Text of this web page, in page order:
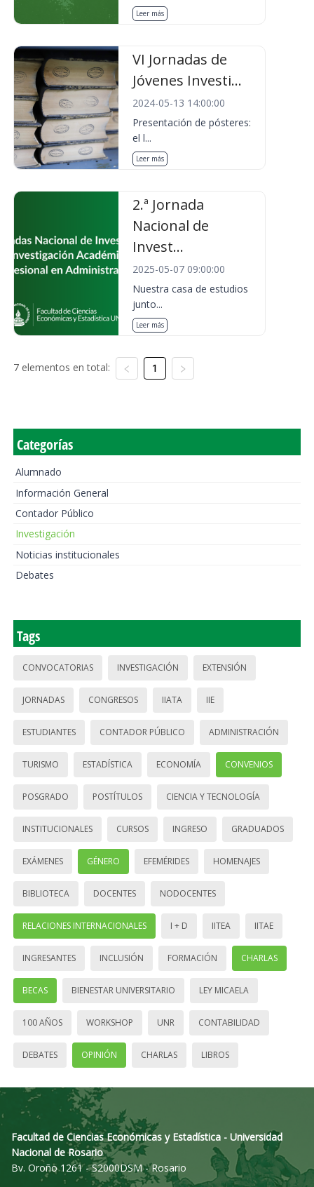
Leer más
VI Jornadas de
Jóvenes Investi...
2024-05-13 14:00:00
Presentación de pósteres:
el l...
Leer más
2.ª Jornada
Nacional de
Invest...
2025-05-07 09:00:00
Nuestra casa de estudios
junto...
Leer más
7 elementos en total: 1
Categorías
Alumnado
Información General
Contador Público
Investigación
Noticias institucionales
Debates
Tags
CONVOCATORIAS INVESTIGACIÓN EXTENSIÓN
JORNADAS CONGRESOS IIATA IIE
ESTUDIANTES CONTADOR PÚBLICO ADMINISTRACIÓN
TURISMO ESTADÍSTICA ECONOMÍA CONVENIOS
POSGRADO POSTÍTULOS CIENCIA Y TECNOLOGÍA
INSTITUCIONALES CURSOS INGRESO GRADUADOS
EXÁMENES GÉNERO EFEMÉRIDES HOMENAJES
BIBLIOTECA DOCENTES NODOCENTES
RELACIONES INTERNACIONALES I + D IITEA IITAE
INGRESANTES INCLUSIÓN FORMACIÓN CHARLAS
BECAS BIENESTAR UNIVERSITARIO LEY MICAELA
100 AÑOS WORKSHOP UNR CONTABILIDAD
DEBATES OPINIÓN CHARLAS LIBROS
Facultad de Ciencias Económicas y Estadística - Universidad
Nacional de Rosario
Bv. Oroño 1261 - S2000DSM - Rosario